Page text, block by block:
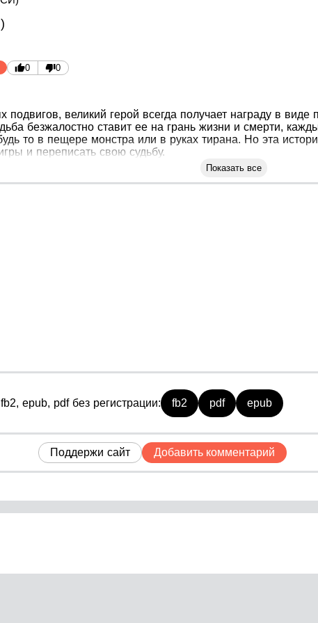
0 0
подвигов, великий герой всегда получает награду в
безжалостно ставит ее на грань жизни и смерти,
то в пещере монстра или в руках тирана. Но эта
и переписать свою судьбу.
Показать все
epub, pdf без регистрации: fb2 pdf epub
Поддержи сайт Добавить комментарий